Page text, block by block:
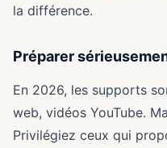
la différence.
Préparer
En 2026, les supports
web, vidéos YouTube.
Privilégiez ceux qui